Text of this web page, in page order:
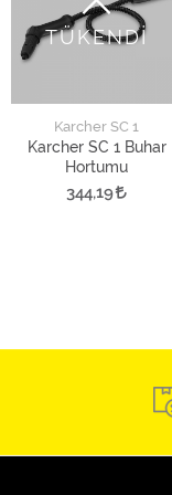
TÜKENDİ
Karcher SC 1
Karcher SC 1 Buhar
Hortumu
344,19